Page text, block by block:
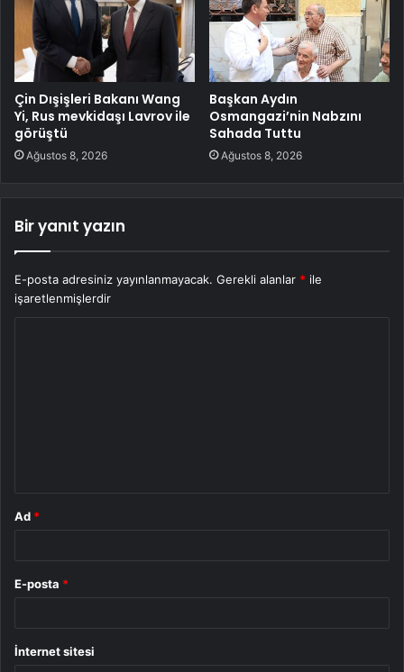
Çin Dışişleri Bakanı Wang
Yi, Rus mevkidaşı Lavrov ile
görüştü
Ağustos 8, 2026
Başkan Aydın
Osmangazi’nin Nabzını
Sahada Tuttu
Ağustos 8, 2026
Bir yanıt yazın
E-posta adresiniz yayınlanmayacak. Gerekli alanlar * ile
işaretlenmişlerdir
Ad *
E-posta *
İnternet sitesi